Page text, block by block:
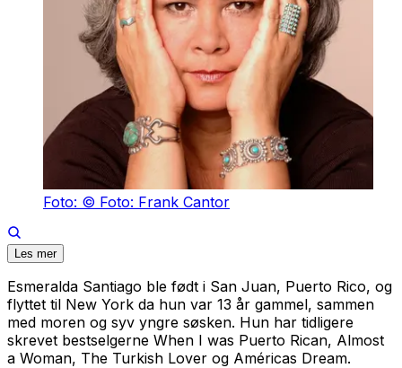
Foto: © Foto: Frank Cantor
Les mer
Esmeralda Santiago ble født i San Juan, Puerto Rico, og
flyttet til New York da hun var 13 år gammel, sammen
med moren og syv yngre søsken. Hun har tidligere
skrevet bestselgerne When I was Puerto Rican, Almost
a Woman, The Turkish Lover og Américas Dream.